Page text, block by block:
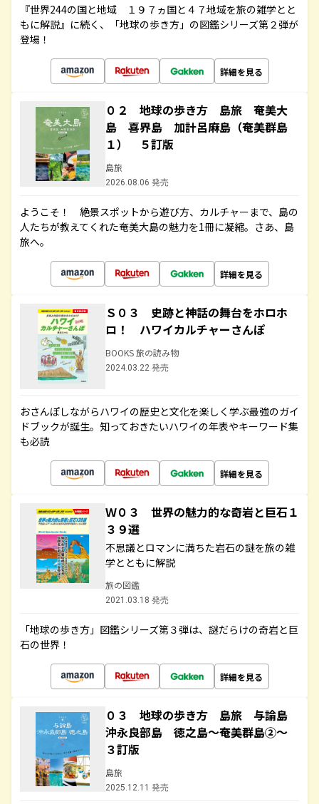
『世界244の国と地域 １９７ヵ国と４７地域を旅の雑学とと
もに解説』に続く、「地球の歩き方」の図鑑シリーズ第２弾が
登場！
詳細を見る
０２ 地球の歩き方 島旅 奄美大
島 喜界島 加計呂麻島（奄美群島
１） ５訂版
島旅
2026.08.06 発売
ようこそ！ 絶景スポットから遊び方、カルチャーまで、島の
人たちが教えてくれた奄美大島の魅力を1冊に凝縮。さあ、島
旅へ。
詳細を見る
Ｓ０３ 史跡と神話の舞台をホロホ
ロ！ ハワイカルチャーさんぽ
BOOKS 旅の読み物
2024.03.22 発売
おさんぽしながらハワイの歴史と文化を楽しく学ぶ最強のガイ
ドブックが誕生。知っておきたいハワイの年表やキーワード集
も必読
詳細を見る
Ｗ０３ 世界の魅力的な奇岩と巨石１
３９選
不思議とロマンに満ちた岩石の謎を旅の雑
学とともに解説
旅の図鑑
2021.03.18 発売
「地球の歩き方」図鑑シリーズ第３弾は、謎だらけの奇岩と巨
石の世界！
詳細を見る
０３ 地球の歩き方 島旅 与論島
沖永良部島 徳之島～奄美群島②～
３訂版
島旅
2025.12.11 発売